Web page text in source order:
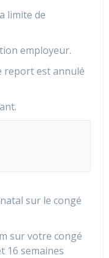
limite de
employeur.
report est annulé
sur le congé
sur votre congé
16 semaines